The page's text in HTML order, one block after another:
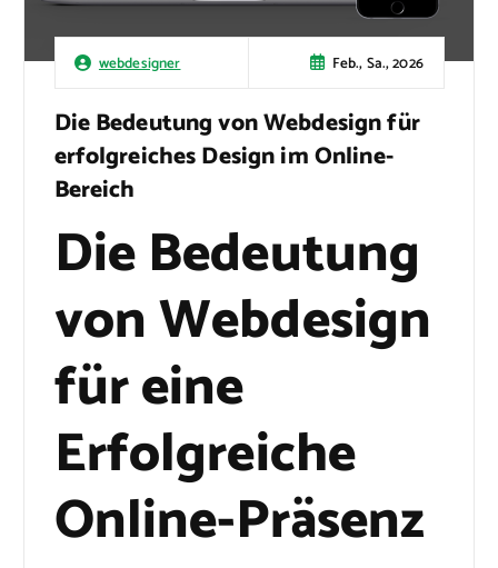
webdesigner Feb., Sa., 2026
Die Bedeutung von Webdesign für
erfolgreiches Design im Online-
Bereich
Die Bedeutung
von Webdesign
für eine
Erfolgreiche
Online-Präsenz